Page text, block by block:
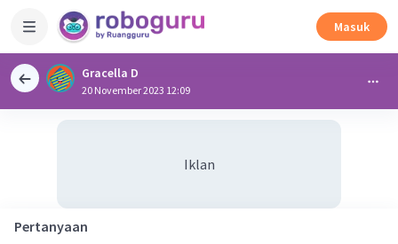
Masuk
Gracella D
20 November 2023 12:09
Iklan
Pertanyaan